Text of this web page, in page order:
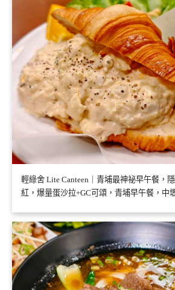
輕綠舍 Lite Canteen｜青埔最神祕早午餐，
紅，爆量蛋沙拉+GC可頌，青埔早午餐，中